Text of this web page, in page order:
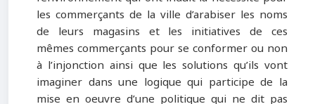
les commerçants de la ville d’arabiser les noms
de leurs magasins et les initiatives de ces
mêmes commerçants pour se conformer ou non
à l’injonction ainsi que les solutions qu’ils vont
imaginer dans une logique qui participe de la
mise en oeuvre d’une politique qui ne dit pas